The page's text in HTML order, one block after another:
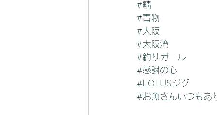
#鯖
#青物
#大阪
#大阪湾
#釣りガール
#感謝の心
#LOTUSジグ
#お魚さんいつもあ